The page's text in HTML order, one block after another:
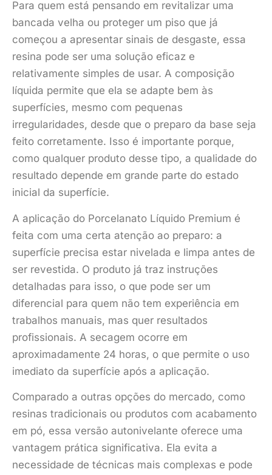
Para quem está pensando em revitalizar uma
bancada velha ou proteger um piso que já
começou a apresentar sinais de desgaste, essa
resina pode ser uma solução eficaz e
relativamente simples de usar. A composição
líquida permite que ela se adapte bem às
superfícies, mesmo com pequenas
irregularidades, desde que o preparo da base seja
feito corretamente. Isso é importante porque,
como qualquer produto desse tipo, a qualidade do
resultado depende em grande parte do estado
inicial da superfície.
A aplicação do Porcelanato Líquido Premium é
feita com uma certa atenção ao preparo: a
superfície precisa estar nivelada e limpa antes de
ser revestida. O produto já traz instruções
detalhadas para isso, o que pode ser um
diferencial para quem não tem experiência em
trabalhos manuais, mas quer resultados
profissionais. A secagem ocorre em
aproximadamente 24 horas, o que permite o uso
imediato da superfície após a aplicação.
Comparado a outras opções do mercado, como
resinas tradicionais ou produtos com acabamento
em pó, essa versão autonivelante oferece uma
vantagem prática significativa. Ela evita a
necessidade de técnicas mais complexas e pode